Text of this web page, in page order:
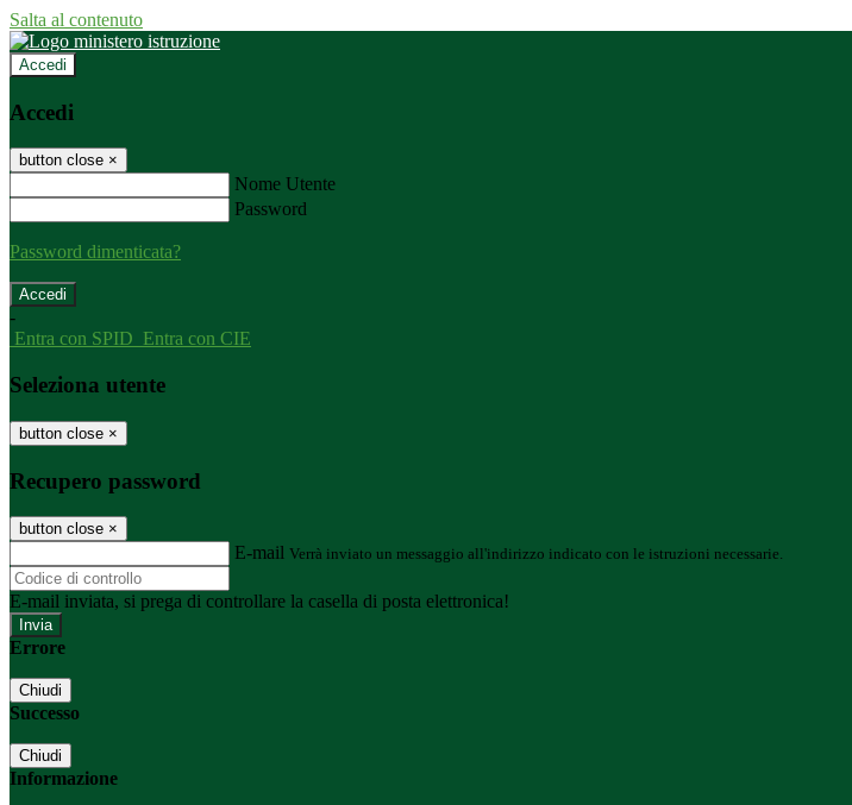
Salta al contenuto
Accedi
Accedi
button close ×
Nome Utente
Password
Password dimenticata?
-
Entra con SPID Entra con CIE
Seleziona utente
button close ×
Recupero password
button close ×
E-mail Verrà inviato un messaggio all'indirizzo indicato con le istruzioni necessarie.
E-mail inviata, si prega di controllare la casella di posta elettronica!
Errore
Chiudi
Successo
Chiudi
Informazione